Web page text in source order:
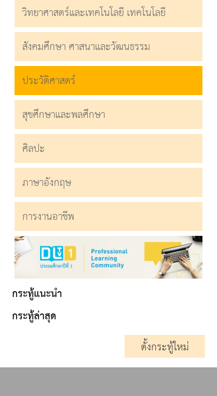
วิทยาศาสตร์และเทคโนโลยี เทคโนโลยี
สังคมศึกษา ศาสนาและวัฒนธรรม
ประวัติศาสตร์
สุขศึกษาและพลศึกษา
ศิลปะ
ภาษาอังกฤษ
การงานอาชีพ
กระทู้แนะนำ
กระทู้ล่าสุด
ตั้งกระทู้ใหม่